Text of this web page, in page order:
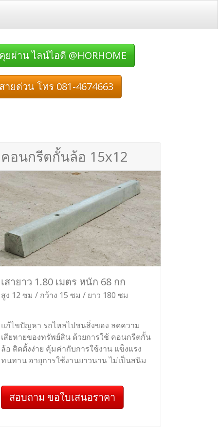
ยผ่าน ไลน์ไอดี @HORHOME
ายด่วน โทร 081-4674663
คอนกรีตกั้นล้อ 15x12
เสายาว 1.80 เมตร หนัก 68 กก
สูง 12 ซม / กว้าง 15 ซม / ยาว 180 ซม
แก้ไขปัญหา รถไหลไปชนสิ่งของ ลดความ
เสียหายของทรัพย์สิน ด้วยการใช้ คอนกรีตกั้น
ล้อ ติดตั้งง่าย คุ้มค่ากับการใช้งาน แข็งแรง
ทนทาน อายุการใช้งานยาวนาน ไม่เป็นสนิม
สอบถาม ขอใบเสนอราคา